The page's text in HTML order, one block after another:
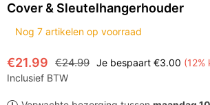
Cover & Sleutelhangerhouder
Nog 7 artikelen op voorraad
Normale
prijs
€21.99 €24.99 Je bespaart €3.00 (12%
Inclusief BTW